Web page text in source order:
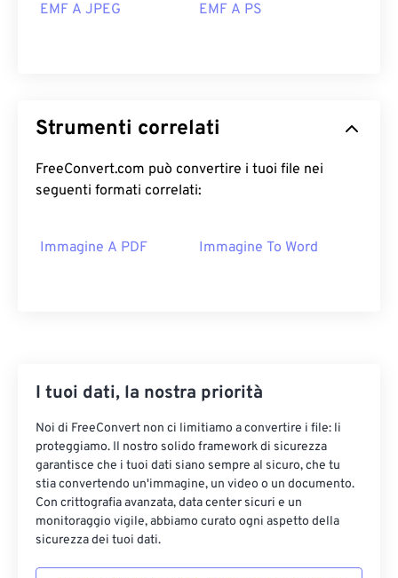
EMF A JPEG EMF A PS
Strumenti correlati
FreeConvert.com può convertire i tuoi file nei
seguenti formati correlati:
Immagine A PDF Immagine To Word
I tuoi dati, la nostra priorità
Noi di FreeConvert non ci limitiamo a convertire i file: li
proteggiamo. Il nostro solido framework di sicurezza
garantisce che i tuoi dati siano sempre al sicuro, che tu
stia convertendo un'immagine, un video o un documento.
Con crittografia avanzata, data center sicuri e un
monitoraggio vigile, abbiamo curato ogni aspetto della
sicurezza dei tuoi dati.